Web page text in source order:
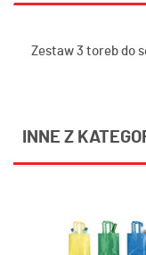
Zestaw 3 toreb do
INNE Z